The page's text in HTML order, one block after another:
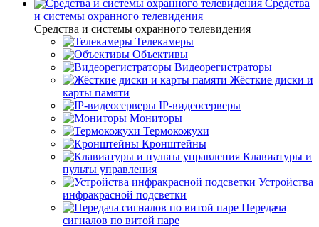
Средства
и системы охранного телевидения
Средства и системы охранного телевидения
Телекамеры
Объективы
Видеорегистраторы
Жёсткие диски и
карты памяти
IP-видеосерверы
Мониторы
Термокожухи
Кронштейны
Клавиатуры и
пульты управления
Устройства
инфракрасной подсветки
Передача
сигналов по витой паре